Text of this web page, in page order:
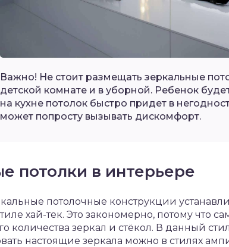
Важно! Не стоит размещать зеркальные
детской комнате и в уборной. Ребенок
на кухне потолок быстро придет в
может попросту вызывать дискомфорт.
потолки в интерьере
потолочные конструкции
хай-тек. Это закономерно, потому что
количества зеркал и стёкол. В данный
настоящие зеркала можно в стилях